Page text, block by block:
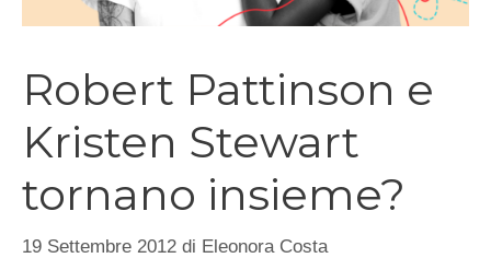
Robert Pattinson e
Kristen Stewart
tornano insieme?
19 Settembre 2012 di Eleonora Costa